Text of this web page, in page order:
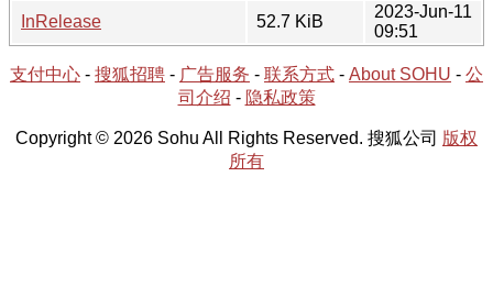
InRelease
52.7 KiB
2023-Jun-11
09:51
支付中心 - 搜狐招聘 - 广告服务 - 联系方式 - About SOHU - 公
司介绍 - 隐私政策
Copyright © 2026 Sohu All Rights Reserved. 搜狐公司 版权
所有